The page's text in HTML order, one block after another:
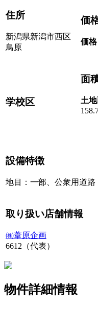
住所
新潟県新潟市西区
鳥原
価
価格
学校区
面
土地
設備特徴
地目：一部、公衆用道路
取り扱い店舗情報
㈱葦原企画
6612（代表）
物件詳細情報